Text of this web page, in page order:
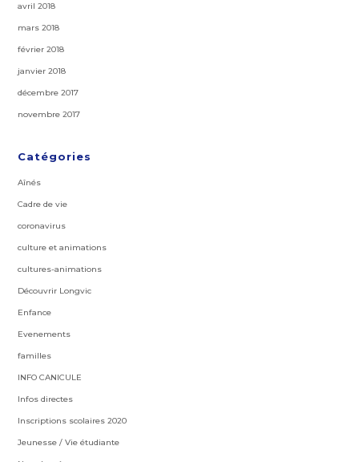
avril 2018
mars 2018
février 2018
janvier 2018
décembre 2017
novembre 2017
Catégories
Aînés
Cadre de vie
coronavirus
culture et animations
cultures-animations
Découvrir Longvic
Enfance
Evenements
familles
INFO CANICULE
Infos directes
Inscriptions scolaires 2020
Jeunesse / Vie étudiante